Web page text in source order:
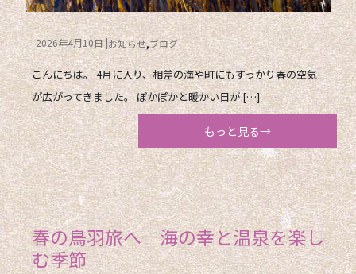
2026年4月10日 お知らせ ブログ
こんにちは。 4月に入り、相差の海や町にもすっかり春の空気
が広がってきました。 ぽかぽかと暖かい日が […]
もっと見る→
春の鳥羽旅へ 海の幸と温泉を楽し
む季節